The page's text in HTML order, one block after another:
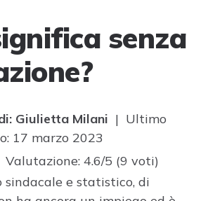
senza
Giulietta Milani | Ultimo
17 marzo 2023
Valutazione: 4.6/5 (9 voti)
sindacale e statistico, di